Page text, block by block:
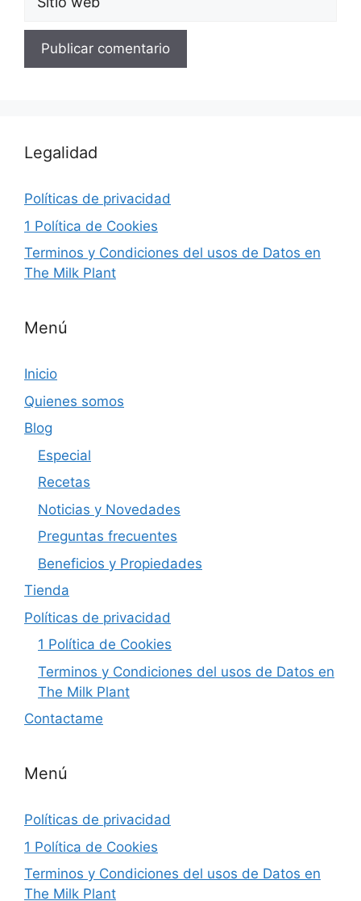
Legalidad
Políticas de privacidad
1 Política de Cookies
Terminos y Condiciones del usos de Datos en
The Milk Plant
Menú
Inicio
Quienes somos
Blog
Especial
Recetas
Noticias y Novedades
Preguntas frecuentes
Beneficios y Propiedades
Tienda
Políticas de privacidad
1 Política de Cookies
Terminos y Condiciones del usos de Datos en
The Milk Plant
Contactame
Menú
Políticas de privacidad
1 Política de Cookies
Terminos y Condiciones del usos de Datos en
The Milk Plant